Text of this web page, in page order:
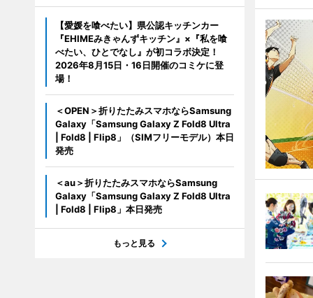
【愛媛を喰べたい】県公認キッチンカー
『EHIMEみきゃんずキッチン』×『私を喰
べたい、ひとでなし』が初コラボ決定！
2026年8月15日・16日開催のコミケに登
場！
＜OPEN＞折りたたみスマホならSamsung
Galaxy「Samsung Galaxy Z Fold8 Ultra
| Fold8 | Flip8」（SIMフリーモデル）本日
発売
＜au＞折りたたみスマホならSamsung
Galaxy「Samsung Galaxy Z Fold8 Ultra
| Fold8 | Flip8」本日発売
もっと見る